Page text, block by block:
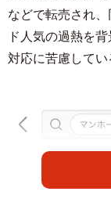
などで転売され
ド人気の過熱を
対応に苦慮してい